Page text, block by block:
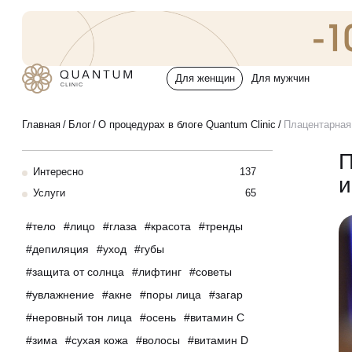
Для женщин Для мужчин
Услуги
Консультативный приём
Инъекционная косметология
Аппаратная косметология
Эстетическая косметология
Эндокринология
Проблемы
До/после
Специалисты
Спецпредложения
Главная Блог О процедурах в блоге Quantum Clinic
Интересно
137
Услуги
65
тело лицо глаза красота
тренды
депиляция
уход
губы
защита от солнца
лифтинг
советы
увлажнение
акне поры лица
загар
неровный тон лица
осень
витамин C
зима
сухая кожа волосы
витамин D